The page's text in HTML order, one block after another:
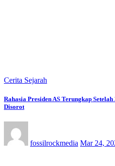
Cerita Sejarah
Rahasia Presiden AS Terungkap
Disorot
fossilrockmedia Mar 24,